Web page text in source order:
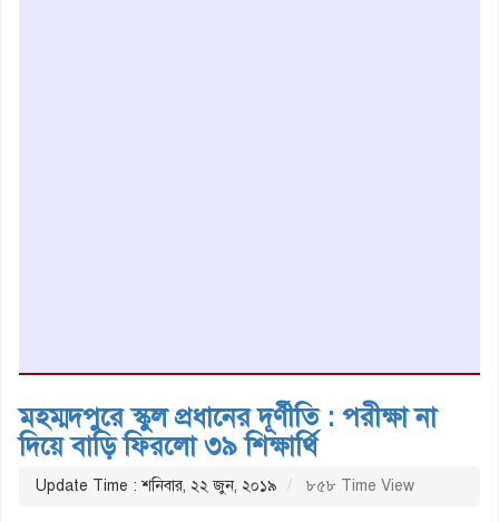
মহম্মদপুরে স্কুল প্রধানের দূর্ণীতি : পরীক্ষা না
দিয়ে বাড়ি ফিরলো ৩৯ শিক্ষার্থি
Update Time : শনিবার, ২২ জুন, ২০১৯ ৮৫৮ Time View